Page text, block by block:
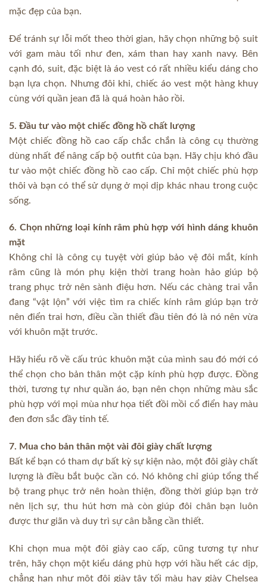
mặc đẹp của bạn.
Để tránh sự lỗi mốt theo thời gian, hãy chọn những bộ suit
với gam màu tối như đen, xám than hay xanh navy. Bên
cạnh đó, suit, đặc biệt là áo vest có rất nhiều kiểu dáng cho
bạn lựa chọn. Nhưng đôi khi, chiếc áo vest một hàng khuy
cùng với quần jean đã là quá hoàn hảo rồi.
5. Đầu tư vào một chiếc đồng hồ chất lượng
Một chiếc đồng hồ cao cấp chắc chắn là công cụ thường
dùng nhất để nâng cấp bộ outfit của bạn. Hãy chịu khó đầu
tư vào một chiếc đồng hồ cao cấp. Chỉ một chiếc phù hợp
thôi và bạn có thể sử dụng ở mọi dịp khác nhau trong cuộc
sống.
6. Chọn những loại kính râm phù hợp với hình dáng khuôn
mặt
Không chỉ là công cụ tuyệt vời giúp bảo vệ đôi mắt, kính
râm cũng là món phụ kiện thời trang hoàn hảo giúp bộ
trang phục trở nên sành điệu hơn. Nếu các chàng trai vẫn
đang “vật lộn” với việc tìm ra chiếc kính râm giúp bạn trở
nên điển trai hơn, điều cần thiết đầu tiên đó là nó nên vừa
với khuôn mặt trước.
Hãy hiểu rõ về cấu trúc khuôn mặt của mình sau đó mới có
thể chọn cho bản thân một cặp kính phù hợp được. Đồng
thời, tương tự như quần áo, bạn nên chọn những màu sắc
phù hợp với mọi mùa như họa tiết đồi mồi cổ điển hay màu
đen đơn sắc đầy tinh tế.
7. Mua cho bản thân một vài đôi giày chất lượng
Bất kể bạn có tham dự bất kỳ sự kiện nào, một đôi giày chất
lượng là điều bắt buộc cần có. Nó không chỉ giúp tổng thể
bộ trang phục trở nên hoàn thiện, đồng thời giúp bạn trở
nên lịch sự, thu hút hơn mà còn giúp đôi chân bạn luôn
được thư giãn và duy trì sự cân bằng cần thiết.
Khi chọn mua một đôi giày cao cấp, cũng tương tự như
trên, hãy chọn một kiểu dáng phù hợp với hầu hết các dịp,
chẳng hạn như một đôi giày tây tối màu hay giày Chelsea